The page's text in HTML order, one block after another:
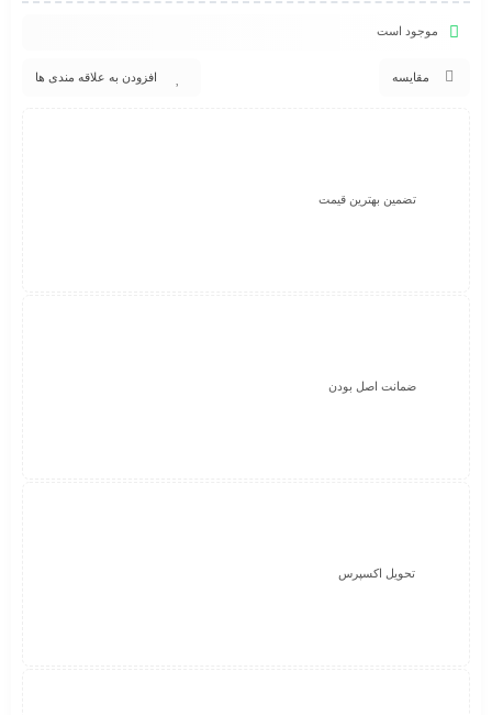
موجود است
مقایسه افزودن به علاقه مندی ها
تضمین بهترین قیمت
ضمانت اصل بودن
تحویل اکسپرس